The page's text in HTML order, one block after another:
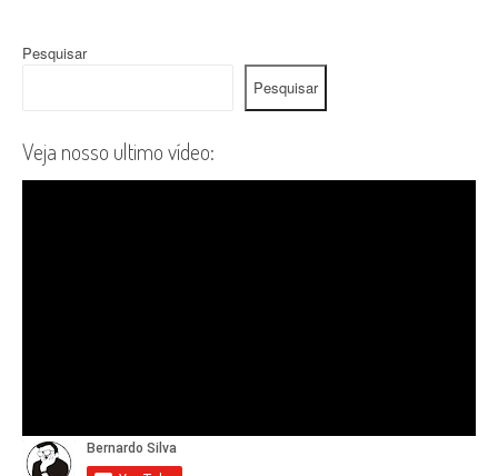
Pesquisar
Pesquisar
Veja nosso ultimo vídeo: